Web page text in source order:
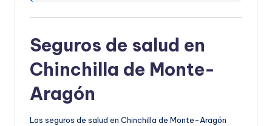
Seguros de salud en
Chinchilla de Monte-
Aragón
Los seguros de salud en Chinchilla de Monte-Aragón